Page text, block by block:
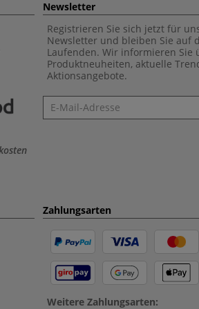
Newsletter
Registrieren Sie sich jetzt für
Newsletter und bleiben Sie auf
Laufenden. Wir informieren Sie
Produktneuheiten, aktuelle
Aktionsangebote.
Newsletter
Zahlungsarten
Weitere Zahlungsarten: